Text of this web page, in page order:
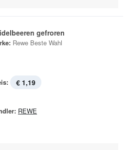
gefroren
Rewe Beste Wahl
€ 1,19
REWE